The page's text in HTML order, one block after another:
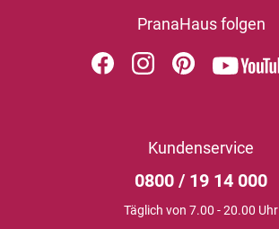
PranaHaus folgen
Kundenservice
0800 / 19 14 000
Täglich von 7.00 - 20.00 Uhr